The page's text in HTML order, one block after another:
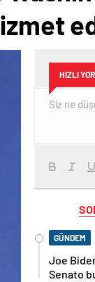
HIZLI
GÜNDEM
Joe
Senato